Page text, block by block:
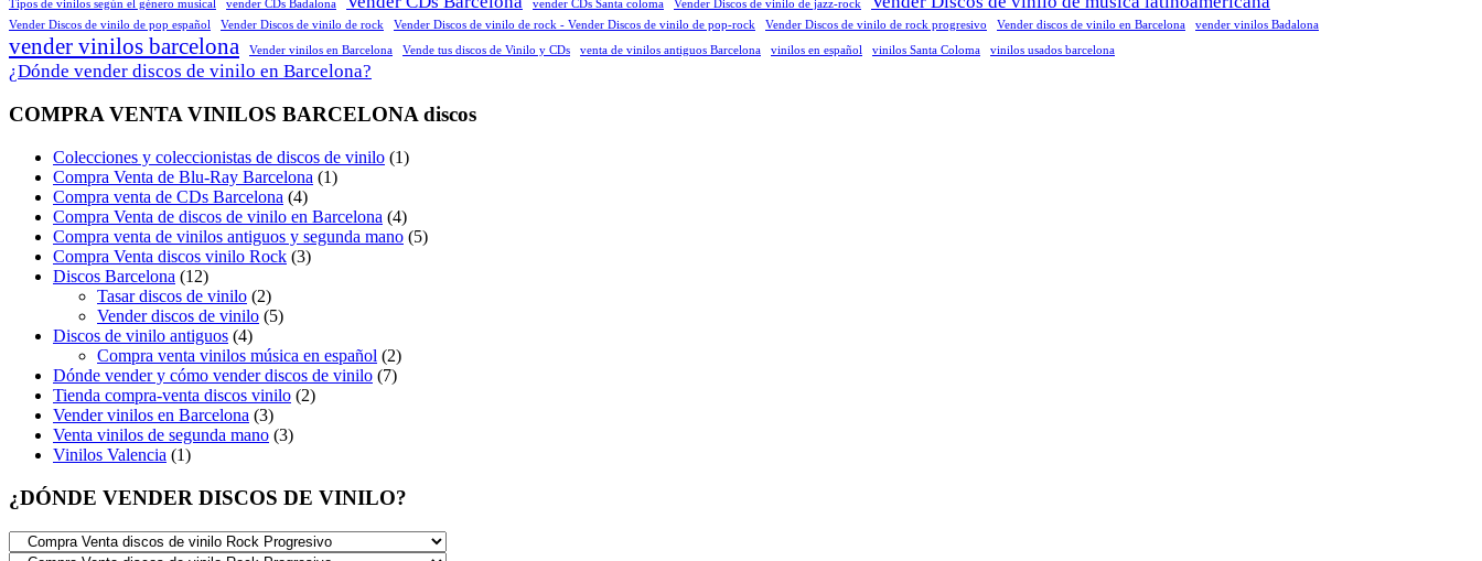
Tipos de vinilos según el género musical vender CDs Badalona vender CDs Santa coloma Vender Discos de vinilo de jazz-rock
Vender Discos de vinilo de pop español Vender Discos de vinilo de rock Vender Discos de vinilo de rock - Vender Discos de vinilo de pop-rock Vender Discos de vinilo de rock progresivo Vender discos de vinilo en Barcelona vender vinilos Badalona
vender vinilos barcelona Vender vinilos en Barcelona Vende tus discos de Vinilo y CDs venta de vinilos antiguos Barcelona vinilos en español vinilos Santa Coloma vinilos usados barcelona
¿Dónde vender discos de vinilo en Barcelona?
COMPRA VENTA VINILOS BARCELONA discos
Colecciones y coleccionistas de discos de vinilo (1)
Compra Venta de Blu-Ray Barcelona (1)
Compra venta de CDs Barcelona (4)
Compra Venta de discos de vinilo en Barcelona (4)
Compra venta de vinilos antiguos y segunda mano (5)
Compra Venta discos vinilo Rock (3)
Discos Barcelona (12)
Tasar discos de vinilo (2)
Vender discos de vinilo (5)
Discos de vinilo antiguos (4)
Compra venta vinilos música en español (2)
Dónde vender y cómo vender discos de vinilo (7)
Tienda compra-venta discos vinilo (2)
Vender vinilos en Barcelona (3)
Venta vinilos de segunda mano (3)
Vinilos Valencia (1)
¿DÓNDE VENDER DISCOS DE VINILO?